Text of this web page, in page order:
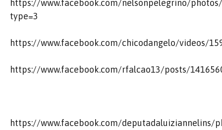
https://www.facebook.com/nelsonpelegrino/
type=3
https://www.facebook.com/chicodangelo/videos/
https://www.facebook.com/rfalcao13/posts/
https://www.facebook.com/deputadaluiziannelins/